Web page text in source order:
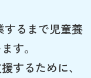
するまで児童養
す。
するために、